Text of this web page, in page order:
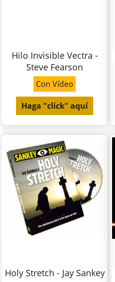
Hilo Invisible Vectra -
Steve Fearson
Con Vídeo
Haga "click" aquí
Holy Stretch - Jay Sankey